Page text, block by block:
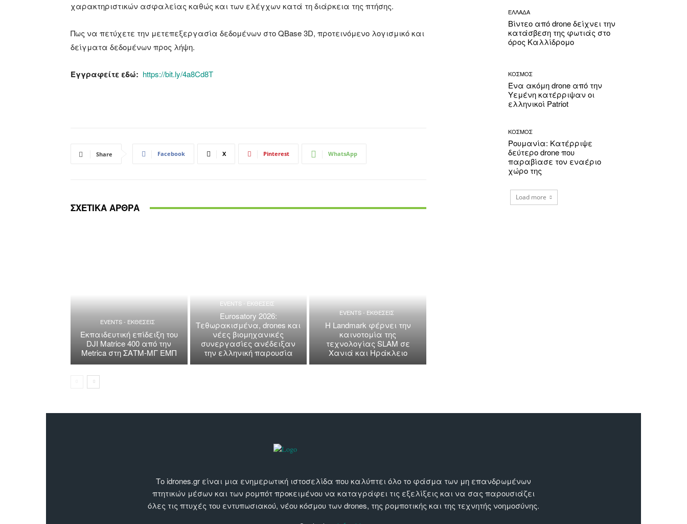
χαρακτηριστικών ασφαλείας καθώς και των ελέγχων κατά τη διάρκεια της πτήσης.
Πως να πετύχετε την μετεπεξεργασία δεδομένων στο QBase 3D, προτεινόμενο λογισμικό και
δείγματα δεδομένων προς λήψη.
Εγγραφείτε εδώ: https://bit.ly/4a8Cd8T
Share Facebook X Pinterest WhatsApp
ΣΧΕΤΙΚΑ ΑΡΘΡΑ
EVENTS - ΕΚΘΕΣΕΙΣ
Εκπαιδευτική επίδειξη του
DJI Matrice 400 από την
Metrica στη ΣΑΤΜ-ΜΓ ΕΜΠ
EVENTS - ΕΚΘΕΣΕΙΣ
Eurosatory 2026:
Τεθωρακισμένα, drones και
νέες βιομηχανικές
συνεργασίες ανέδειξαν
την ελληνική παρουσία
EVENTS - ΕΚΘΕΣΕΙΣ
Η Landmark φέρνει την
καινοτομία της
τεχνολογίας SLAM σε
Χανιά και Ηράκλειο
ΕΛΛΑΔΑ
Βίντεο από drone δείχνει την
κατάσβεση της φωτιάς στο
όρος Καλλίδρομο
ΚΟΣΜΟΣ
Ένα ακόμη drone από την
Υεμένη κατέρριψαν οι
ελληνικοί Patriot
ΚΟΣΜΟΣ
Ρουμανία: Κατέρριψε
δεύτερο drone που
παραβίασε τον εναέριο
χώρο της
Load more
Το idrones.gr είναι μια ενημερωτική ιστοσελίδα που καλύπτει όλο το φάσμα των μη επανδρωμένων
πτητικών μέσων και των ρομπότ προκειμένου να καταγράφει τις εξελίξεις και να σας παρουσιάζει
όλες τις πτυχές του εντυπωσιακού, νέου κόσμου των drones, της ρομποτικής και της τεχνητής νοημοσύνης.